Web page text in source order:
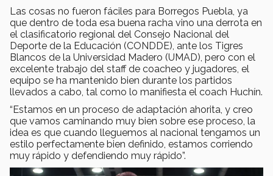
Las cosas no fueron fáciles para Borregos Puebla, ya
que dentro de toda esa buena racha vino una derrota en
el clasificatorio regional del Consejo Nacional del
Deporte de la Educación (CONDDE), ante los Tigres
Blancos de la Universidad Madero (UMAD), pero con el
excelente trabajo del staff de coacheo y jugadores, el
equipo se ha mantenido bien durante los partidos
llevados a cabo, tal como lo manifiesta el coach Huchín.
“Estamos en un proceso de adaptación ahorita, y creo
que vamos caminando muy bien sobre ese proceso, la
idea es que cuando lleguemos al nacional tengamos un
estilo perfectamente bien definido, estamos corriendo
muy rápido y defendiendo muy rápido”.